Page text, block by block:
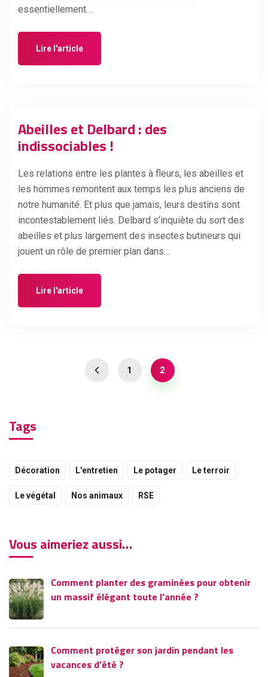
essentiellement…
Lire l'article
Abeilles et Delbard : des
indissociables !
Les relations entre les plantes à fleurs, les abeilles et
les hommes remontent aux temps les plus anciens de
notre humanité. Et plus que jamais, leurs destins sont
incontestablement liés. Delbard s’inquiète du sort des
abeilles et plus largement des insectes butineurs qui
jouent un rôle de premier plan dans…
Lire l'article
1 2
Tags
Décoration L'entretien Le potager Le terroir
Le végétal Nos animaux RSE
Vous aimeriez aussi…
Comment planter des graminées pour obtenir
un massif élégant toute l’année ?
Comment protéger son jardin pendant les
vacances d’été ?